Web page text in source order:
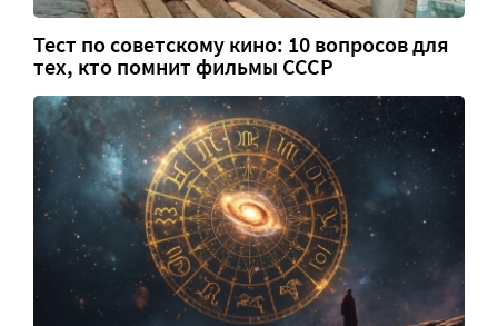
Тест по советскому кино: 10 вопросов для
тех, кто помнит фильмы СССР